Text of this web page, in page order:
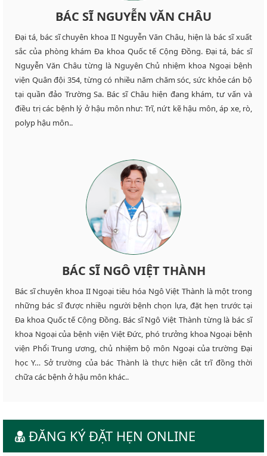
BÁC SĨ NGUYỄN VĂN CHÂU
Đại tá, bác sĩ chuyên khoa II Nguyễn Văn Châu, hiện là bác sĩ xuất
sắc của phòng khám Đa khoa Quốc tế Cộng Đồng. Đại tá, bác sĩ
Nguyễn Văn Châu từng là Nguyên Chủ nhiệm khoa Ngoại bệnh
viện Quân đội 354, từng có nhiều năm chăm sóc, sức khỏe cán bộ
tại quần đảo Trường Sa. Bác sĩ Châu hiện đang khám, tư vấn và
điều trị các bệnh lý ở hậu môn như: Trĩ, nứt kẽ hậu môn, áp xe, rò,
polyp hậu môn..
BÁC SĨ NGÔ VIỆT THÀNH
Bác sĩ chuyên khoa II Ngoại tiêu hóa Ngô Việt Thành là một trong
những bác sĩ được nhiều người bệnh chọn lựa, đặt hẹn trước tại
Đa khoa Quốc tế Cộng Đồng. Bác sĩ Ngô Việt Thành từng là bác sĩ
khoa Ngoại của bệnh viện Việt Đức, phó trưởng khoa Ngoại bệnh
viện Phổi Trung ương, chủ nhiệm bộ môn Ngoại của trường Đại
học Y… Sở trường của bác Thành là thực hiện cắt trĩ đồng thời
chữa các bệnh ở hậu môn khác..
ĐĂNG KÝ ĐẶT HẸN ONLINE